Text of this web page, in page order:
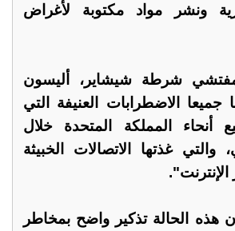
ونشر مواد مكتوبة لأغراض
شرطة شيشاير، أليسون
جميعا الاضطرابات العنيفة التي
المملكة المتحدة خلال
والتي غذتها الاتصالات الخبيثة
الإنترنت".
الحالة تذكير واضح بمخاطر